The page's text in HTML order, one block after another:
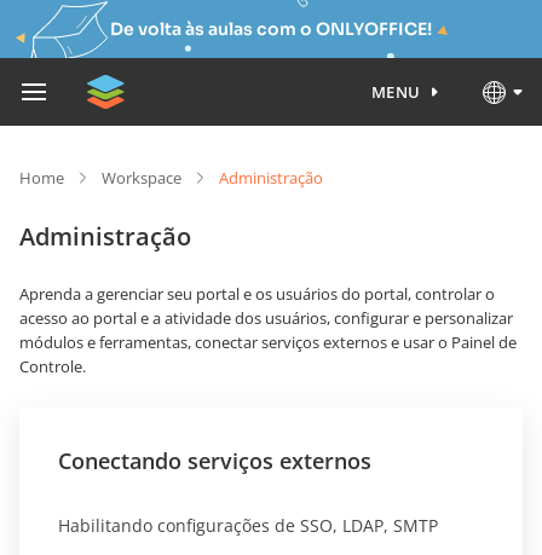
De volta às aulas com o ONLYOFFICE!
MENU
Home Workspace Administração
Administração
Aprenda a gerenciar seu portal e os usuários do portal, controlar o
acesso ao portal e a atividade dos usuários, configurar e personalizar
módulos e ferramentas, conectar serviços externos e usar o Painel de
Controle.
Conectando serviços externos
Habilitando configurações de SSO, LDAP, SMTP